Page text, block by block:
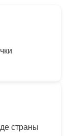
страны